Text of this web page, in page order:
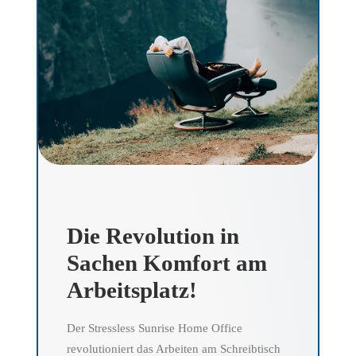
Die Revolution in
Sachen Komfort am
Arbeitsplatz!
Der Stressless Sunrise Home Office
revolutioniert das Arbeiten am Schreibtisch